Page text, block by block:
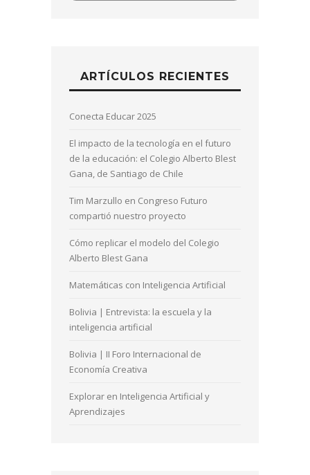
ARTÍCULOS RECIENTES
Conecta Educar 2025
El impacto de la tecnología en el futuro
de la educación: el Colegio Alberto Blest
Gana, de Santiago de Chile
Tim Marzullo en Congreso Futuro
compartió nuestro proyecto
Cómo replicar el modelo del Colegio
Alberto Blest Gana
Matemáticas con Inteligencia Artificial
Bolivia | Entrevista: la escuela y la
inteligencia artificial
Bolivia | II Foro Internacional de
Economía Creativa
Explorar en Inteligencia Artificial y
Aprendizajes